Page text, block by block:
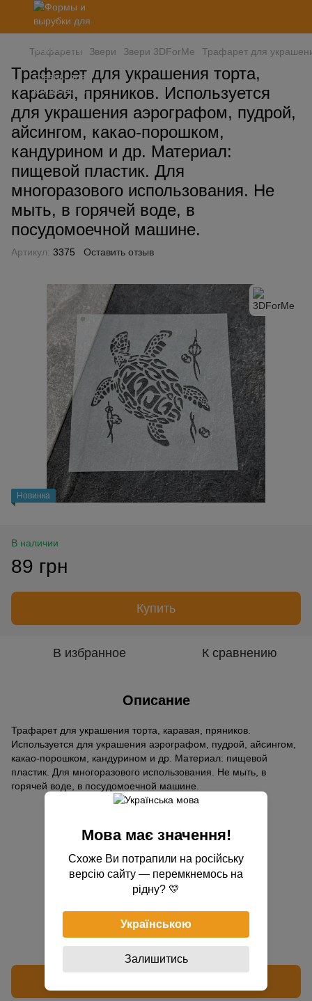
Трафареты Звери Звери 3DForMe Трафарет для
Трафарет для украшения торта,
каравая, пряников. Используется
для украшения аэрографом, пудрой,
айсингом, какао-порошком,
кандурином и др. Материал:
пищевой пластик. Для
многоразового использования. Не
мыть, в горячей воде, в
посудомоечной машине.
Артикул: 3375 Оставить отзыв
Новинка
В наличии
89 грн
Купить
В избранное К сравнению
Описание
Трафарет для украшения торта, каравая, пряников.
Используется для украшения аэрографом, пудрой, айсингом,
какао-порошком, кандурином и др. Материал: пищевой
пластик. Для многоразового использования. Не мыть, в
горячей воде, в посудомоечной машине.
Добавьте первый отзыв
Мова має значення!
Схоже Ви потрапили на російську
версію сайту — перемкнемось на
рідну? 💛
Українською
Залишитись